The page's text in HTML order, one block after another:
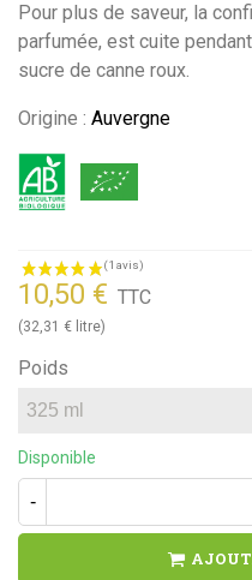
(1 avis)
Pour plus de saveur, la
parfumée, est cuite
sucre de canne roux.
Origine : Auvergne
10,50 € TTC
(32,31 € litre)
Poids
Disponible
-